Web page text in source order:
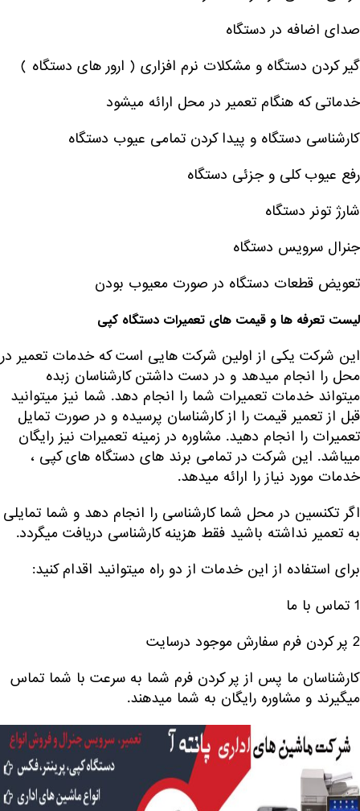
صدای اضافه در دستگاه
گیر کردن دستگاه و مشکلات نرم افزاری ( ارور های دستگاه )
خدماتی که هنگام تعمیر در محل ارائه میشود
کارشناسی دستگاه و پیدا کردن تمامی عیوب دستگاه
رفع عیوب کلی و جزئی دستگاه
شارژ تونر دستگاه
جنرال سرویس دستگاه
تعویض قطعات دستگاه در صورت معیوب بودن
لیست تعرفه ها و قیمت های تعمیرات دستگاه کپی
این شرکت یکی از اولین شرکت هایی است که خدمات تعمیر در
محل را انجام میدهد و در دست داشتن کارشناسان زبده
میتواند خدمات تعمیرات شما را انجام دهد. شما نیز میتوانید
قبل از تعمیر قیمت را از کارشناسان پرسیده و در صورت تمایل
تعمیرات را انجام دهید. مشاوره در زمینه تعمیرات نیز رایگان
میباشد. این شرکت در تمامی برند های دستگاه های کپی ،
خدمات مورد نیاز را ارائه میدهد.
اگر تکنسین در محل شما کارشناسی را انجام دهد و شما تمایلی
به تعمیر نداشته باشید فقط هزینه کارشناسی دریافت میگردد.
برای استفاده از این خدمات از دو راه میتوانید اقدام کنید:
1 تماس با ما
2 پر کردن فرم سفارش موجود درسایت
کارشناسان ما پس از پر کردن فرم شما به سرعت با شما تماس
میگیرند و مشاوره رایگان به شما میدهند.